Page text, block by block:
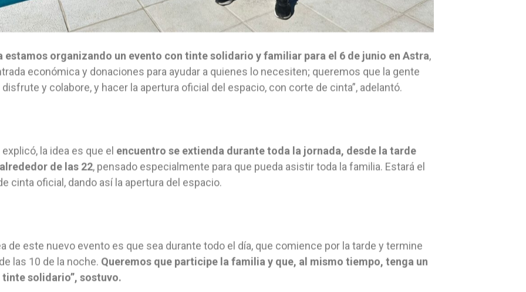
estamos organizando un evento con tinte solidario y familiar para el 6 de junio en Astra,
económica y donaciones para ayudar a quienes lo necesiten; queremos que la gente
disfrute y colabore, y hacer la apertura oficial del espacio, con corte de cinta”, adelantó.
la idea es que el encuentro se extienda durante toda la jornada, desde la tarde
de las 22, pensado especialmente para que pueda asistir toda la familia. Estará el
cinta oficial, dando así la apertura del espacio.
de este nuevo evento es que sea durante todo el día, que comience por la tarde y termine
las 10 de la noche. Queremos que participe la familia y que, al mismo tiempo, tenga un
solidario”, sostuvo.